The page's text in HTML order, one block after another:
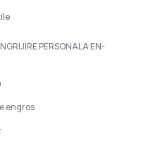
PERSONALA EN-
engros